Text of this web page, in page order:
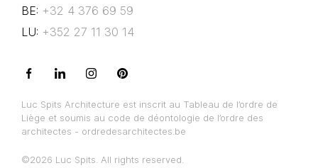
BE: +32 4 376 69 59
LU: +352 27 11 30 14
Luc Spits Architecture est inscrit au Tableau de l’ordre de
Liège et soumis au code de déontologie de l’ordre des
architectes - ordredesarchitectes.be
©2026 Luc Spits. All rights reserved.